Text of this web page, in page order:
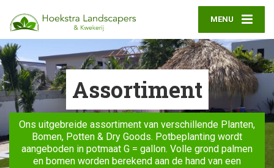
MENU
Assortiment
Ons uitgebreide assortiment van verschillende Planten,
Bomen, Potten & Dry Goods. Potbeplanting wordt
aangeboden in potmaat G = gallon. Volle grond palmen
en bomen worden berekend aan de hand van een